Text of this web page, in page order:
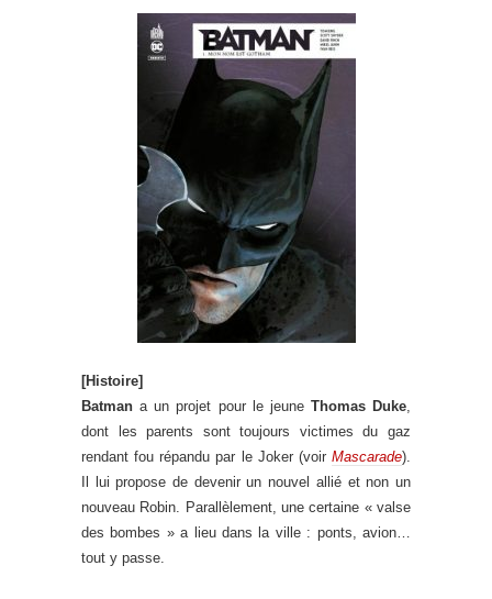
[Histoire]
Batman a un projet pour le jeuneThomas Duke,
dont les parents sont toujours victimes du gaz
rendant fou répandu par le Joker (voir Mascarade).
Il lui propose de devenir un nouvel allié et non un
nouveau Robin. Parallèlement, une certaine « valse
des bombes » a lieu dans la ville : ponts, avion…
tout y passe.